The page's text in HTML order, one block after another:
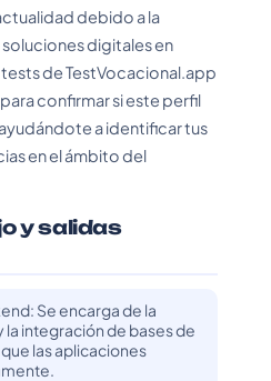
debido a la
digitales en
de TestVocacional.app
confirmar si este perfil
a identificar tus
en el ámbito del
y salidas
Se encarga de la
la integración de bases de
las aplicaciones